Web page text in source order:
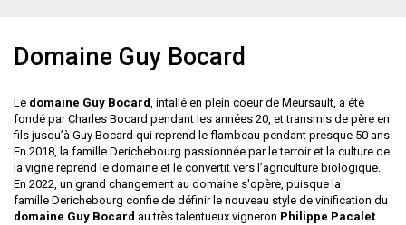
Domaine Guy Bocard
Le domaine Guy Bocard , intallé en plein coeur de Meursault, a été
fondé par Charles Bocard pendant les années 20, et transmis de père en
fils jusqu’à Guy Bocard qui reprend le flambeau pendant presque 50 ans.
En 2018, la famille Derichebourg passionnée par le terroir et la culture de
la vigne reprend le domaine et le convertit vers l’agriculture biologique.
En 2022, un grand changement au domaine s'opère, puisque la
famille Derichebourg confie de définir le nouveau style de vinification du
domaine Guy Bocard au très talentueux vigneron Philippe Pacalet